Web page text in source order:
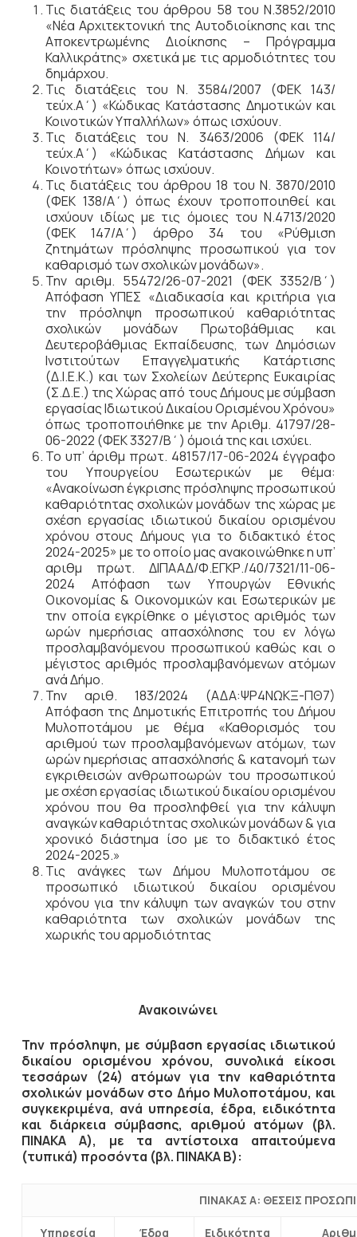
Τις διατάξεις του άρθρου 58 του Ν.3852/2010
«Νέα Αρχιτεκτονική της Αυτοδιοίκησης και της
Αποκεντρωμένης Διοίκησης – Πρόγραμμα
Καλλικράτης» σχετικά με τις αρμοδιότητες του
δημάρχου.
Τις διατάξεις του Ν. 3584/2007 (ΦΕΚ 143/
τεύχ.Α΄) «Κώδικας Κατάστασης Δημοτικών και
Κοινοτικών Υπαλλήλων» όπως ισχύουν.
Τις διατάξεις του Ν. 3463/2006 (ΦΕΚ 114/
τεύχ.Α΄) «Κώδικας Κατάστασης Δήμων και
Κοινοτήτων» όπως ισχύουν.
Τις διατάξεις του άρθρου 18 του Ν. 3870/2010
(ΦΕΚ 138/Α΄) όπως έχουν τροποποιηθεί και
ισχύουν ιδίως με τις όμοιες του Ν.4713/2020
(ΦΕΚ 147/Α΄) άρθρο 34 του «Ρύθμιση
ζητημάτων πρόσληψης προσωπικού για τον
καθαρισμό των σχολικών μονάδων».
Την αριθμ. 55472/26-07-2021 (ΦΕΚ 3352/Β΄)
Απόφαση ΥΠΕΣ «Διαδικασία και κριτήρια για
την πρόσληψη προσωπικού καθαριότητας
σχολικών μονάδων Πρωτοβάθμιας και
Δευτεροβάθμιας Εκπαίδευσης, των Δημόσιων
Ινστιτούτων Επαγγελματικής Κατάρτισης
(Δ.Ι.Ε.Κ.) και των Σχολείων Δεύτερης Ευκαιρίας
(Σ.Δ.Ε.) της Χώρας από τους Δήμους με σύμβαση
εργασίας Ιδιωτικού Δικαίου Ορισμένου Χρόνου»
όπως τροποποιήθηκε με την Αριθμ. 41797/28-
06-2022 (ΦΕΚ 3327/Β΄) όμοιά της και ισχύει.
Το υπ’ άριθμ πρωτ. 48157/17-06-2024 έγγραφο
του Υπουργείου Εσωτερικών με θέμα:
«Ανακοίνωση έγκρισης πρόσληψης προσωπικού
καθαριότητας σχολικών μονάδων της χώρας με
σχέση εργασίας ιδιωτικού δικαίου ορισμένου
χρόνου στους Δήμους για το διδακτικό έτος
2024-2025» με το οποίο μας ανακοινώθηκε η υπ’
αριθμ πρωτ. ΔΙΠΑΑΔ/Φ.ΕΓΚΡ./40/7321/11-06-
2024 Απόφαση των Υπουργών Εθνικής
Οικονομίας & Οικονομικών και Εσωτερικών με
την οποία εγκρίθηκε ο μέγιστος αριθμός των
ωρών ημερήσιας απασχόλησης του εν λόγω
προσλαμβανόμενου προσωπικού καθώς και ο
μέγιστος αριθμός προσλαμβανόμενων ατόμων
ανά Δήμο.
Την αριθ. 183/2024 (ΑΔΑ:ΨΡ4ΝΩΚΞ-ΠΘ7)
Απόφαση της Δημοτικής Επιτροπής του Δήμου
Μυλοποτάμου με θέμα «Καθορισμός του
αριθμού των προσλαμβανόμενων ατόμων, των
ωρών ημερήσιας απασχόλησής & κατανομή των
εγκριθεισών ανθρωποωρών του προσωπικού
με σχέση εργασίας ιδιωτικού δικαίου ορισμένου
χρόνου που θα προσληφθεί για την κάλυψη
αναγκών καθαριότητας σχολικών μονάδων & για
χρονικό διάστημα ίσο με το διδακτικό έτος
2024-2025.»
Τις ανάγκες των Δήμου Μυλοποτάμου σε
προσωπικό ιδιωτικού δικαίου ορισμένου
χρόνου για την κάλυψη των αναγκών του στην
καθαριότητα των σχολικών μονάδων της
χωρικής του αρμοδιότητας
Ανακοινώνει
Την πρόσληψη, με σύμβαση εργασίας ιδιωτικού
δικαίου ορισμένου χρόνου, συνολικά είκοσι
τεσσάρων (24) ατόμων για την καθαριότητα
σχολικών μονάδων στο Δήμο Μυλοποτάμου, και
συγκεκριμένα, ανά υπηρεσία, έδρα, ειδικότητα
και διάρκεια σύμβασης, αριθμού ατόμων (βλ.
ΠΙΝΑΚΑ Α), με τα αντίστοιχα απαιτούμενα
(τυπικά) προσόντα (βλ. ΠΙΝΑΚΑ Β):
ΠΙΝΑΚΑΣ Α: ΘΕΣΕΙΣ
Υπηρεσία Έδρα Ειδικότητα